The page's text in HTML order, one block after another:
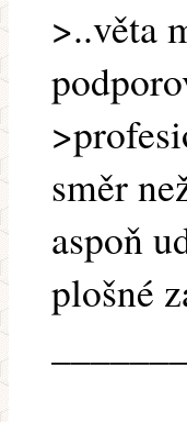
>..věta
směr
aspoň
plošné